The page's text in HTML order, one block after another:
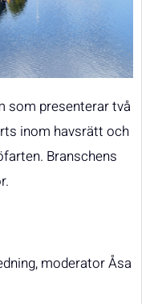
som presenterar två
inom havsrätt och
Branschens
moderator Åsa